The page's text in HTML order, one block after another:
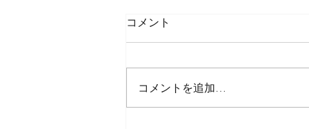
NEW WEBSITE OPEN!!
コメント
コメントを追加…